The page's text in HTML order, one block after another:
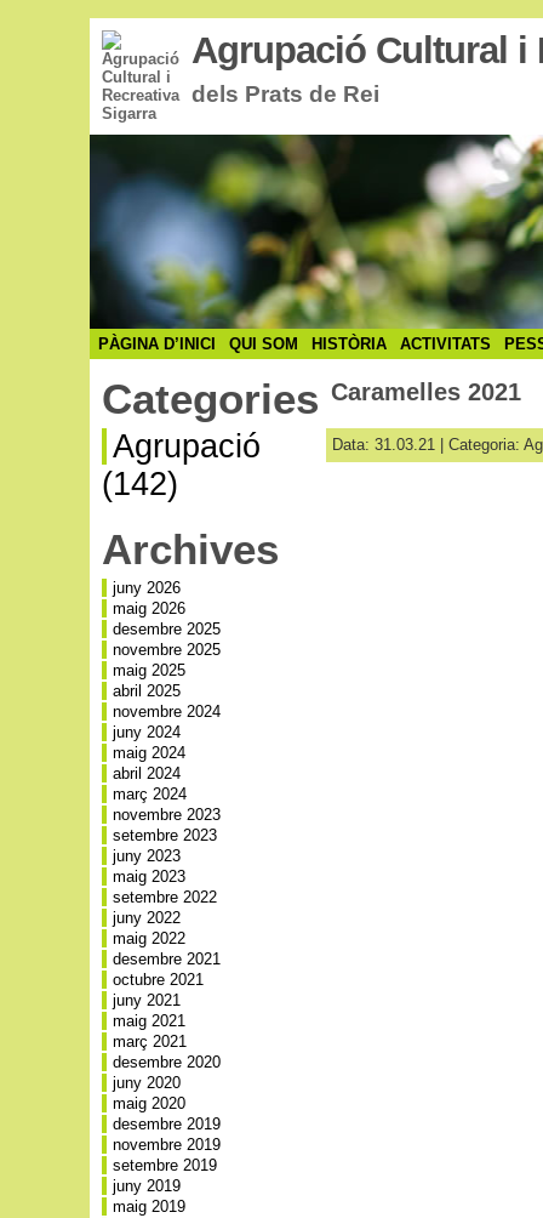
Agrupació Cultural i
dels Prats de Rei
PÀGINA D’INICI QUI SOM HISTÒRIA ACTIVITATS
Categories
Agrupació
(142)
Archives
juny 2026
maig 2026
desembre 2025
novembre 2025
maig 2025
abril 2025
novembre 2024
juny 2024
maig 2024
abril 2024
març 2024
novembre 2023
setembre 2023
juny 2023
maig 2023
setembre 2022
juny 2022
maig 2022
desembre 2021
octubre 2021
juny 2021
maig 2021
març 2021
desembre 2020
juny 2020
maig 2020
desembre 2019
novembre 2019
setembre 2019
juny 2019
maig 2019
Caramelles 2021
Data: 31.03.21 | Categoria: